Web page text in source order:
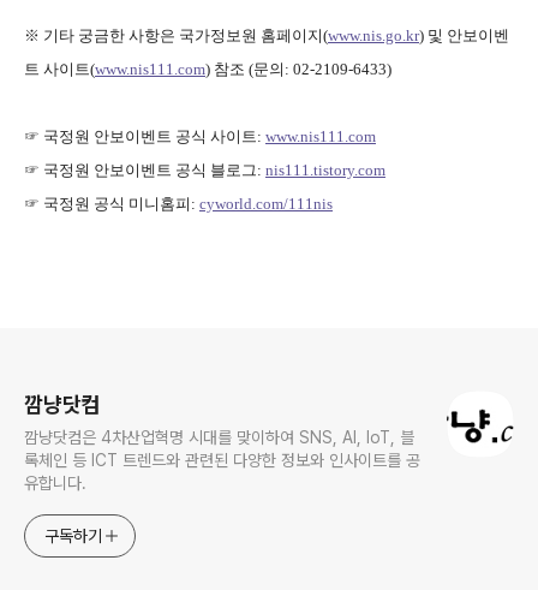
※ 기타 궁금한 사항은 국가정보원 홈페이지(www.nis.go.kr) 및 안보이벤
트 사이트(www.nis111.com) 참조 (문의 : 02-2109-6433)
☞ 국정원 안보이벤트 공식 사이트: www.nis111.com
☞ 국정원 안보이벤트 공식 블로그: nis111.tistory.com
☞ 국정원 공식 미니홈피 : cyworld.com/111nis
깜냥닷컴
깜냥닷컴은 4차산업혁명 시대를 맞이하여 SNS, AI, IoT, 블
록체인 등 ICT 트렌드와 관련된 다양한 정보와 인사이트를 공
유합니다.
구독하기